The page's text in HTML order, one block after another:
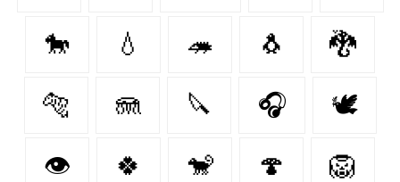
🐎 💧 🦔 🐧 🐉
🐅 🪼 🔪 🎧 🕊️
👁 🍀 🐒 🍄 🦁